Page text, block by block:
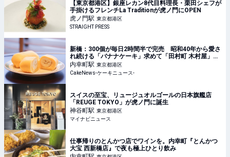
【東京都港区】銀座レカン8代目料理長・栗田シェフが
手掛けるフレンチLa Traditionが虎ノ門にOPEN
虎ノ門駅 東京都港区
STRAIGHT PRESS
新橋：300個が毎日2時間半で完売 昭和40年から愛さ
れ続ける「バナナケーキ」求めて「田村町 木村屋」を
訪問
内幸町駅 東京都港区
CakeNews-ケーキニュース-
スイスの至宝、リュージュオルゴールの日本旗艦店
「REUGE TOKYO」が虎ノ門に誕生
神谷町駅 東京都港区
マイナビニュース
仕事帰りのとんかつ店でワインを。内幸町『とんかつ
大宝 西新橋店』で夜も極上ひとり飲み